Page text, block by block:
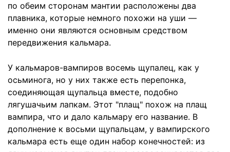
по обеим сторонам мантии расположены два
плавника, которые немного похожи на уши —
именно они являются основным средством
передвижения кальмара.
У кальмаров-вампиров восемь щупалец, как у
осьминога, но у них также есть перепонка,
соединяющая щупальца вместе, подобно
лягушачьим лапкам. Этот "плащ" похож на плащ
вампира, что и дало кальмару его название. В
дополнение к восьми щупальцам, у вампирского
кальмара есть еще один набор конечностей: из